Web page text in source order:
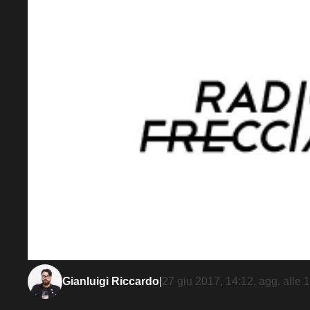
Gianluigi Riccardo 27 giu 2017, 14:12, agg. alle